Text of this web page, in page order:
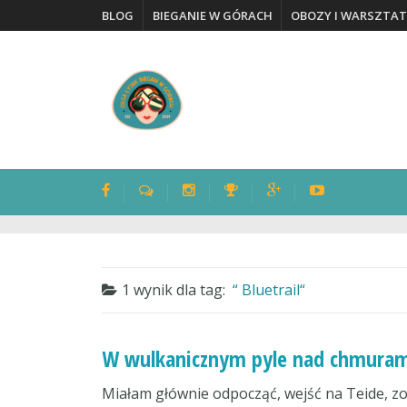
BLOG BIEGANIE W GÓRACH OBOZY I
1 wynik dla tag: Bluetrail
W wulkanicznym pyle nad
Miałam głównie odpocząć, wejść na Teide,